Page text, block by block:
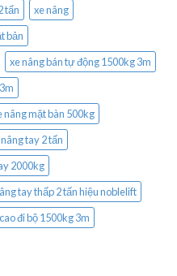
tấn
xe nâng
bản
xe nâng bán tự động 1500kg 3m
nâng mặt bàn 500kg
tay 2 tấn
2000kg
tay thấp 2 tấn hiệu noblelift
đi bộ 1500kg 3m